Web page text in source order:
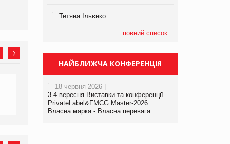
платформі
Тетяна Ільєнко
повний список
НАЙБЛИЖЧА КОНФЕРЕНЦІЯ
18 червня 2026 |
3-4 вересня Виставки та конференції
PrivateLabel&FMCG Master-2026:
Власна марка - Власна перевага